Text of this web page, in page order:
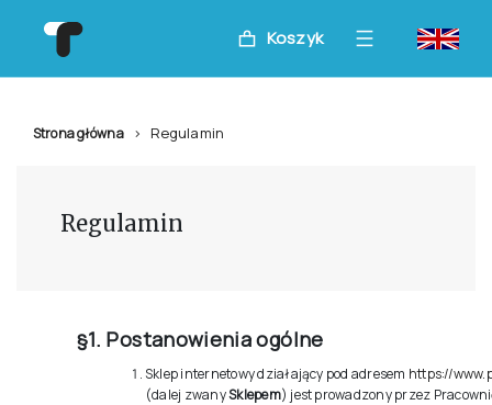
Koszyk
Strona główna Regulamin
Regulamin
§1. Postanowienia ogólne
Sklep internetowy działający pod adresem https://
(dalej zwanySklepem) jest prowadzony przez